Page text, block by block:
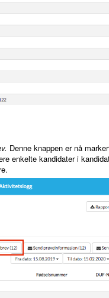
Denne knappen er nå
enkelte kandidater i